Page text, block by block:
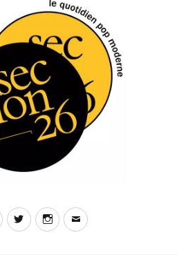
«
In
Court
Of
The
Crimson
King
Toby
FacebookTwitterInstagram
E-